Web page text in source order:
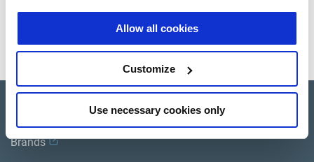
Allow all cookies
Customize
Use necessary cookies only
Vea todas las publicaciones relacionadas en nuestra
Biblioteca bibliográfica de productos.
Product catalogue
Brands